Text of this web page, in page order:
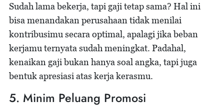
Sudah lama bekerja, tapi gaji tetap sama? Hal ini
bisa menandakan perusahaan tidak menilai
kontribusimu secara optimal, apalagi jika beban
kerjamu ternyata sudah meningkat. Padahal,
kenaikan gaji bukan hanya soal angka, tapi juga
bentuk apresiasi atas kerja kerasmu.
5. Minim Peluang Promosi